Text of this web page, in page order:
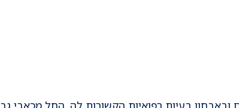
ובאבחון בעיות רפואיות הקשורות לה. החל מכאבי